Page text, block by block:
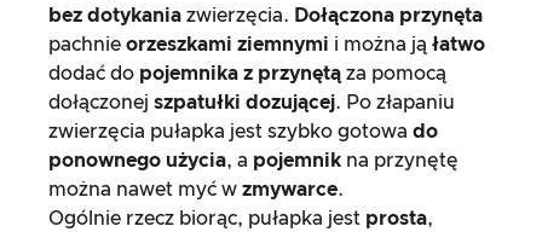
bez dotykania zwierzęcia. Dołączona przynęta
pachnie orzeszkami ziemnymi i można ją łatwo
dodać do pojemnika z przynętą za pomocą
dołączonej szpatułki dozującej. Po złapaniu
zwierzęcia pułapka jest szybko gotowa do
ponownego użycia, a pojemnik na przynętę
można nawet myć w zmywarce.
Ogólnie rzecz biorąc, pułapka jest prosta,